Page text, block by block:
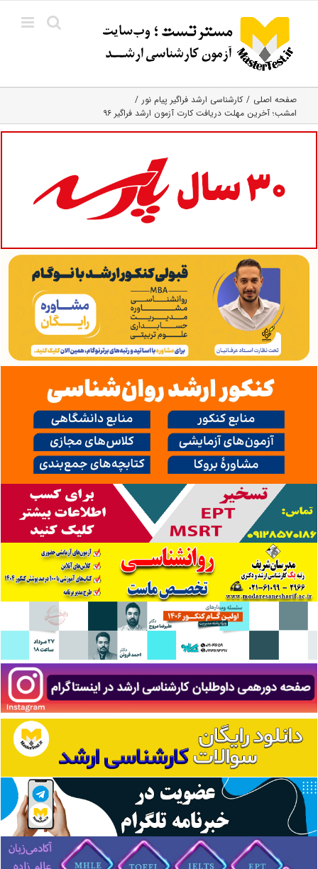
content
صفحه اصلی
کارشناسی ارشد فراگیر پیام نور
امشب؛ آخرین مهلت دریافت کارت آزمون ارشد فراگیر ۹۶